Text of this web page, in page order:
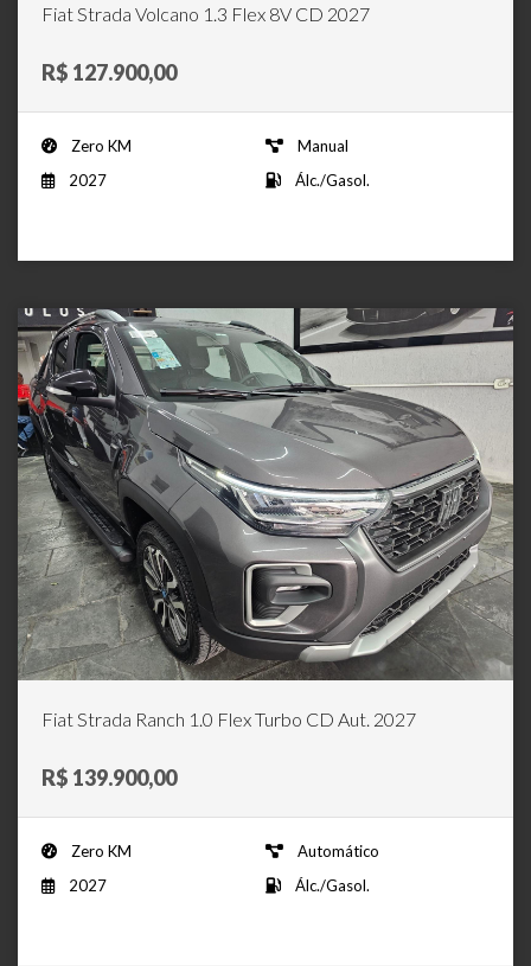
Fiat Strada Volcano 1.3 Flex 8V CD 2027
R$ 127.900,00
Zero KM
Manual
2027
Álc./Gasol.
Fiat Strada Ranch 1.0 Flex Turbo CD Aut. 2027
R$ 139.900,00
Zero KM
Automático
2027
Álc./Gasol.